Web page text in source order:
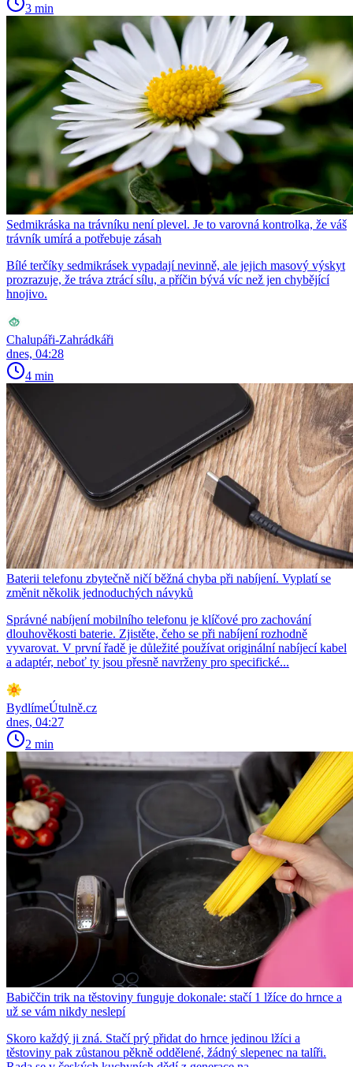
3 min
Sedmikráska na trávníku není plevel. Je to varovná kontrolka, že váš
trávník umírá a potřebuje zásah
Bílé terčíky sedmikrásek vypadají nevinně, ale jejich masový výskyt
prozrazuje, že tráva ztrácí sílu, a příčin bývá víc než jen chybějící
hnojivo.
Chalupáři-Zahrádkáři
dnes, 04:28
4 min
Baterii telefonu zbytečně ničí běžná chyba při nabíjení. Vyplatí se
změnit několik jednoduchých návyků
Správné nabíjení mobilního telefonu je klíčové pro zachování
dlouhověkosti baterie. Zjistěte, čeho se při nabíjení rozhodně
vyvarovat. V první řadě je důležité používat originální nabíjecí kabel
a adaptér, neboť ty jsou přesně navrženy pro specifické...
BydlímeÚtulně.cz
dnes, 04:27
2 min
Babiččin trik na těstoviny funguje dokonale: stačí 1 lžíce do hrnce a
už se vám nikdy neslepí
Skoro každý ji zná. Stačí prý přidat do hrnce jedinou lžíci a
těstoviny pak zůstanou pěkně oddělené, žádný slepenec na talíři.